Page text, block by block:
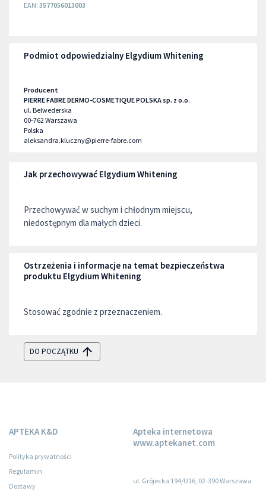
EAN: 3577056013003
Podmiot odpowiedzialny Elgydium Whitening
Producent
PIERRE FABRE DERMO-COSMETIQUE POLSKA sp. z o.o.
ul. Belwederska
00-762Warszawa
Polska
aleksandra.kluczny@pierre-fabre.com
Jak przechowywać Elgydium Whitening
Przechowywać w suchym i chłodnym miejscu,
niedostępnym dla małych dzieci.
Ostrzeżenia i informacje na temat bezpieczeństwa
produktu Elgydium Whitening
Stosować zgodnie z przeznaczeniem.
DO POCZĄTKU
APTEKA K&D
Polityka prywatności
Regulamin
Dostawy
Apteka internetowa
www.aptekanet.com
ul. Grójecka 194/U16, 02-390 Warszawa